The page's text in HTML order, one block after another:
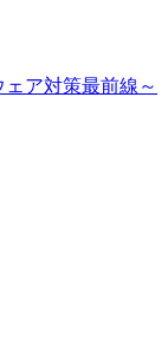
ア対策最前線～